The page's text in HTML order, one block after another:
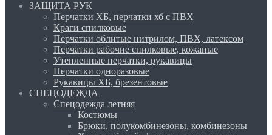
ЗАЩИТА РУК
Перчатки ХБ, перчатки хб с ПВХ
Краги спилковые
Перчатки облитые нитрилом, ПВХ, латексом
Перчатки рабочие спилковые, кожаные
Утепленные перчатки, рукавицы
Перчатки одноразовые
Рукавицы ХБ, брезентовые
СПЕЦОДЕЖДА
Спецодежда летняя
Костюмы
Брюки, полукомбинезоны, комбинезоны